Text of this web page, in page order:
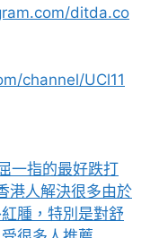
ditda.co
channel/UCl11